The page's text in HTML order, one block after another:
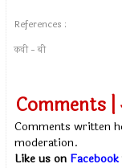
References :
कवी - बी
Comments |
Comments written
moderation.
Like us on Facebook